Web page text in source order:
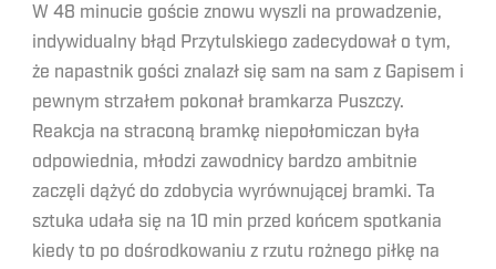
W 48 minucie goście znowu wyszli na prowadzenie,
indywidualny błąd Przytulskiego zadecydował o tym,
że napastnik gości znalazł się sam na sam z Gapisem i
pewnym strzałem pokonał bramkarza Puszczy.
Reakcja na straconą bramkę niepołomiczan była
odpowiednia, młodzi zawodnicy bardzo ambitnie
zaczęli dążyć do zdobycia wyrównującej bramki. Ta
sztuka udała się na 10 min przed końcem spotkania
kiedy to po dośrodkowaniu z rzutu rożnego piłkę na